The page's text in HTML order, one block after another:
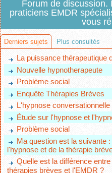
Forum de discussion.
praticiens EMDR
vous
Derniers sujets Plus consultés
La puissance thérapeutique
Nouvelle hypnotherapeute
Problème social
Enquête Thérapies Brèves
L'hypnose
Étude sur l'hypnose et
Problème social
Ma question est la suivante
l'hypnose et de la thérapie
Quelle est la différence
thérapies brèves et l'EMDR ?